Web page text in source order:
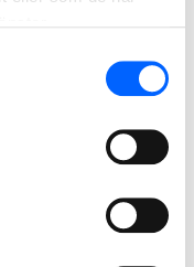
ger dem